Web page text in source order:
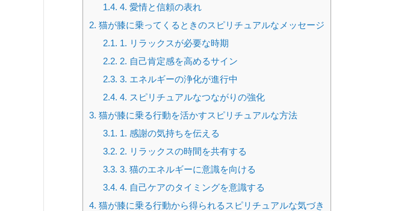
1.4. 4. 愛情と信頼の表れ
2. 猫が膝に乗ってくるときのスピリチュアルなメッセージ
2.1. 1. リラックスが必要な時期
2.2. 2. 自己肯定感を高めるサイン
2.3. 3. エネルギーの浄化が進行中
2.4. 4. スピリチュアルなつながりの強化
3. 猫が膝に乗る行動を活かすスピリチュアルな方法
3.1. 1. 感謝の気持ちを伝える
3.2. 2. リラックスの時間を共有する
3.3. 3. 猫のエネルギーに意識を向ける
3.4. 4. 自己ケアのタイミングを意識する
4. 猫が膝に乗る行動から得られるスピリチュアルな気づき